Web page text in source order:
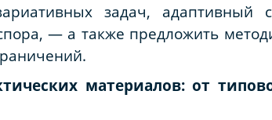
задач, адаптивный
— а также предложить
материалов: от